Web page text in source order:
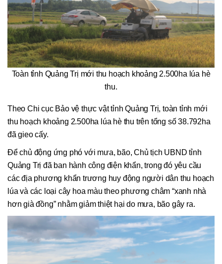
Toàn tỉnh Quảng Trị mới thu hoạch khoảng 2.500ha lúa hè
thu.
Theo Chi cục Bảo vệ thực vật tỉnh Quảng Trị, toàn tỉnh mới
thu hoạch khoảng 2.500ha lúa hè thu trên tổng số 38.792ha
đã gieo cấy.
Để chủ động ứng phó với mưa, bão, Chủ tịch UBND tỉnh
Quảng Trị đã ban hành công điện khẩn, trong đó yêu cầu
các địa phương khẩn trương huy động người dân thu hoạch
lúa và các loại cây hoa màu theo phương châm “xanh nhà
hơn già đồng” nhằm giảm thiệt hại do mưa, bão gây ra.